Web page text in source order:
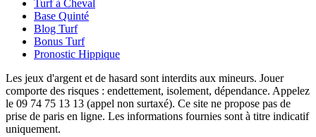
Turf à Cheval
Base Quinté
Blog Turf
Bonus Turf
Pronostic Hippique
Les jeux d'argent et de hasard sont interdits aux mineurs. Jouer
comporte des risques : endettement, isolement, dépendance. Appelez
le 09 74 75 13 13 (appel non surtaxé). Ce site ne propose pas de
prise de paris en ligne. Les informations fournies sont à titre indicatif
uniquement.